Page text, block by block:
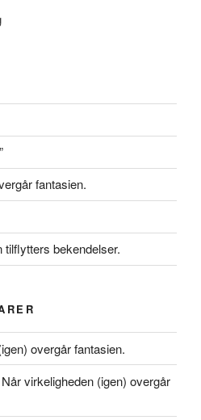
fantasien.
tilflytters bekendelser.
overgår fantasien.
Når virkeligheden (igen) overgår